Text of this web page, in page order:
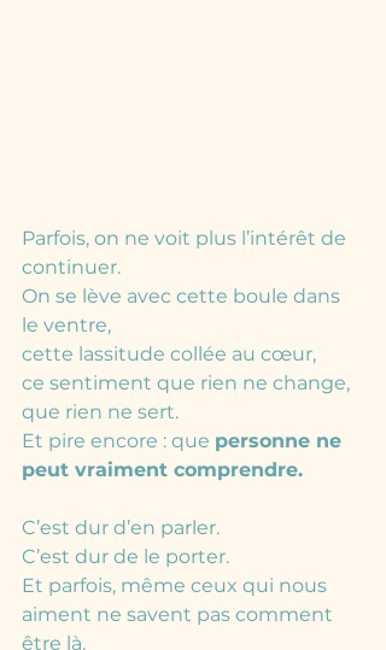
Parfois, on ne voit plus l’intérêt de
continuer.
On se lève avec cette boule dans
le ventre,
cette lassitude collée au cœur,
ce sentiment que rien ne change,
que rien ne sert.
Et pire encore : que personne ne
peut vraiment comprendre.
C’est dur d’en parler.
C’est dur de le porter.
Et parfois, même ceux qui nous
aiment ne savent pas comment
être là.